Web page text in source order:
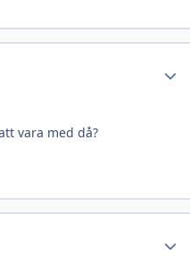
vara med då?